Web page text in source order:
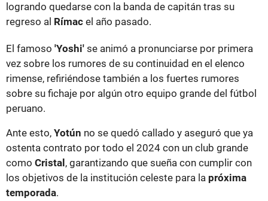
logrando quedarse con la banda de capitán tras su
regreso al Rímac el año pasado.
El famoso 'Yoshi' se animó a pronunciarse por primera
vez sobre los rumores de su continuidad en el elenco
rimense, refiriéndose también a los fuertes rumores
sobre su fichaje por algún otro equipo grande del fútbol
peruano.
Ante esto, Yotún no se quedó callado y aseguró que ya
ostenta contrato por todo el 2024 con un club grande
como Cristal , garantizando que sueña con cumplir con
los objetivos de la institución celeste para la próxima
temporada.